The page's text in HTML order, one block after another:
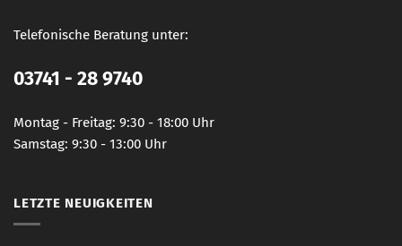
Telefonische Beratung unter:
03741 - 28 9740
Montag - Freitag: 9:30 - 18:00 Uhr
Samstag: 9:30 - 13:00 Uhr
LETZTE NEUIGKEITEN